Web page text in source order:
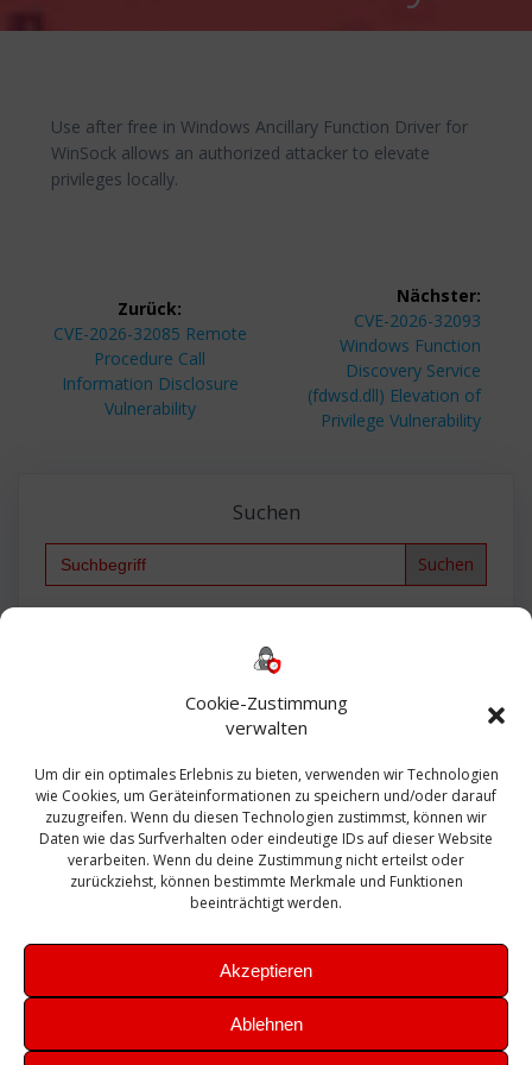
Cookie-Zustimmung
verwalten
Um dir ein optimales Erlebnis zu bieten, verwenden wir Technologien
wie Cookies, um Geräteinformationen zu speichern und/oder darauf
zuzugreifen. Wenn du diesen Technologien zustimmst, können wir
Daten wie das Surfverhalten oder eindeutige IDs auf dieser Website
verarbeiten. Wenn du deine Zustimmung nicht erteilst oder
zurückziehst, können bestimmte Merkmale und Funktionen
beeinträchtigt werden.
Akzeptieren
Ablehnen
Use after free in Windows Ancillary Function Driver for
WinSock allows an authorized attacker to elevate
privileges locally.
Zurück:
Vorheriger
Beitrag:
CVE-2026-32085 Remote
Procedure Call
Information Disclosure
Vulnerability
Nächster:
Nächster
Beitrag:
CVE-2026-32093
Windows Function
Discovery Service
(fdwsd.dll) Elevation of
Privilege Vulnerability
Suchen
Search
Bautagebuch
Exchange firewall Fritzbox
Microsoft
Sanierung SBS Security Server Sicherheit
Sicherung SIEM Sophos SSL Ubuntu
Update Upgrade UTM VCenter VCSA Veeam
VMWare VPN WAZUH Windows
Zertifikat